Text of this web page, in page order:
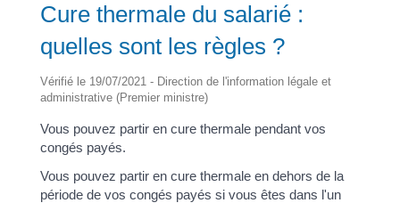
Cure thermale du salarié :
quelles sont les règles ?
Vérifié le 19/07/2021 - Direction de l'information légale et
administrative (Premier ministre)
Vous pouvez partir en cure thermale pendant vos
congés payés.
Vous pouvez partir en cure thermale en dehors de la
période de vos congés payés si vous êtes dans l'un